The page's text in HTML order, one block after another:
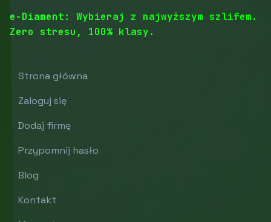
e-Diament: Wybieraj z najwyższym szlifem.
Zero stresu, 100% klasy.
Strona główna
Zaloguj się
Dodaj firmę
Przypomnij hasło
Blog
Kontakt